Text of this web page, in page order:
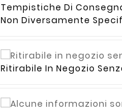
Tempistiche Di
Non Diversamente
Ritirabile In Negozio